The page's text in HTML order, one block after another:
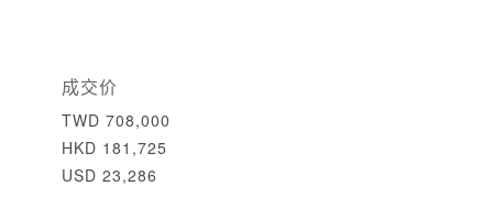
成交价
TWD 708,000
HKD 181,725
USD 23,286